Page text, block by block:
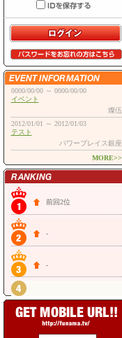
0000/00/00 ～ 0000/00/00
イベント
燦伍
2012/01/01 ～ 2012/01/03
テスト
パワープレイス銀座
MORE>>
前回2位
-
-